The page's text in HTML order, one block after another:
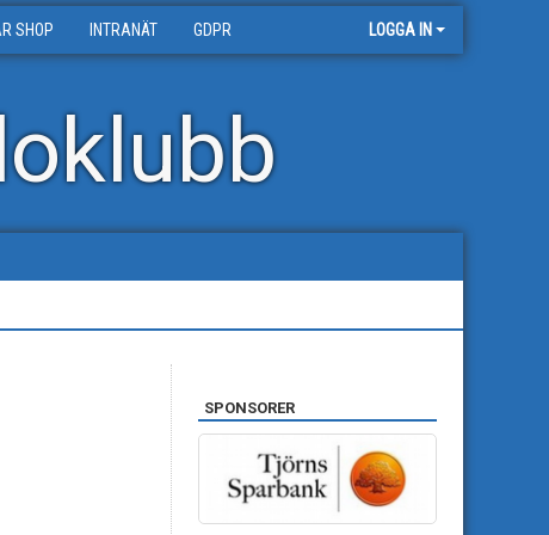
SHOP INTRANÄT GDPR LOGGA IN
SPONSORER